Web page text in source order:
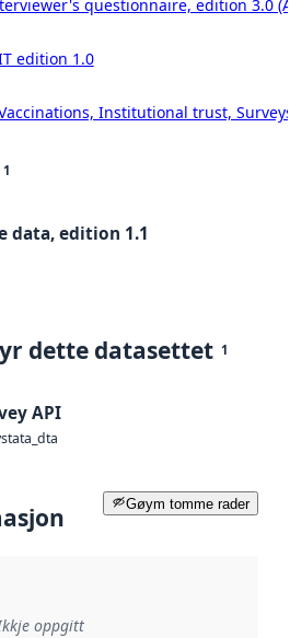
questionnaire, edition 3.0
edition 1.0
Vaccinations, Institutional trust,
1
data, edition 1.1
dette datasettet 1
API
stata_dta
Gøym tomme rader
oppgitt